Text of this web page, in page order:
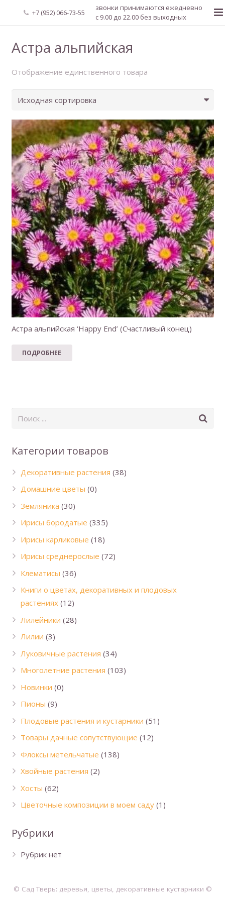
+7 (952) 066-73-55
звонки принимаются ежедневно
с 9.00 до 22.00 без выходных
Каталог растений
Доставка и оплата
Мой аккаунт
Регистрация
Астра альпийская
Отображение единственного товара
Астра альпийская ‘Happy End’ (Счастливый конец)
ПОДРОБНЕЕ
Категории товаров
Декоративные растения (38)
Домашние цветы (0)
Земляника (30)
Ирисы бородатые (335)
Ирисы карликовые (18)
Ирисы среднерослые (72)
Клематисы (36)
Книги о цветах, декоративных и плодовых
растениях (12)
Лилейники (28)
Лилии (3)
Луковичные растения (34)
Многолетние растения (103)
Новинки (0)
Пионы (9)
Плодовые растения и кустарники (51)
Товары дачные сопутствующие (12)
Флоксы метельчатые (138)
Хвойные растения (2)
Хосты (62)
Цветочные композиции в моем саду (1)
Рубрики
Рубрик нет
© Сад Тверь: деревья, цветы, декоративные кустарники ©